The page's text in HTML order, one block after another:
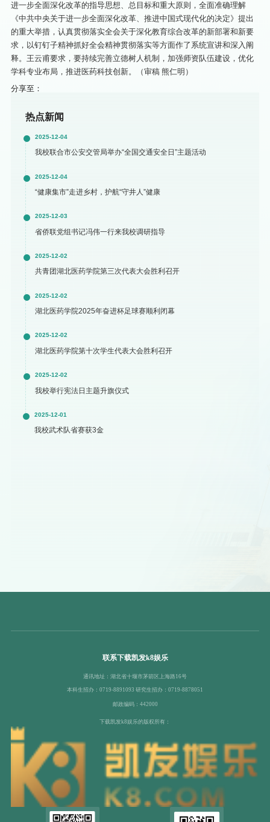
进一步全面深化改革的指导思想、总目标和重大原则，全面准确理解
《中共中央关于进一步全面深化改革、推进中国式现代化的决定》提出
的重大举措，认真贯彻落实全会关于深化教育综合改革的新部署和新要
求，以钉钉子精神抓好全会精神贯彻落实等方面作了系统宣讲和深入阐
释。王云甫要求，要持续完善立德树人机制，加强师资队伍建设，优化
学科专业布局，推进医药科技创新。（审稿 熊仁明）
分享至：
热点新闻
2025-12-04
我校联合市公安交管局举办“全国交通安全日”主题活动
2025-12-04
“健康集市”走进乡村，护航“守井人”健康
2025-12-03
省侨联党组书记冯伟一行来我校调研指导
2025-12-02
共青团湖北医药学院第三次代表大会胜利召开
2025-12-02
湖北医药学院2025年奋进杯足球赛顺利闭幕
2025-12-02
湖北医药学院第十次学生代表大会胜利召开
2025-12-02
我校举行宪法日主题升旗仪式
2025-12-01
我校武术队省赛获3金
联系下载凯发k8娱乐
通讯地址：湖北省十堰市茅箭区上海路16号
本科生招办：0719-8891093 研究生招办：0719-8878051
邮政编码：442000
下载凯发k8娱乐的版权所有：